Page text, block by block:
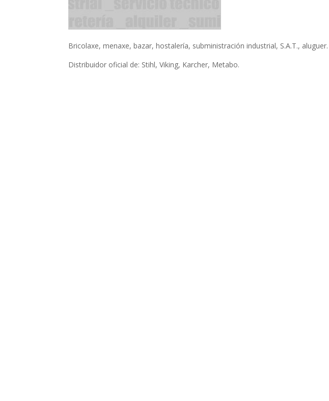
Bricolaxe, menaxe, bazar, hostalería, subministración industrial, S.A.T., aluguer.
Distribuidor oficial de: Stihl, Viking, Karcher, Metabo.